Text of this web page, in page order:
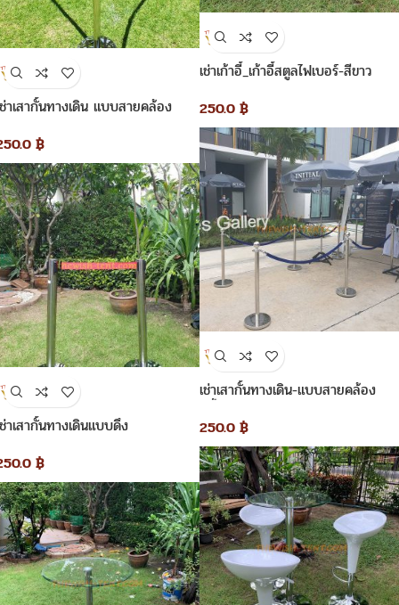
เช่าเก้าอี้_เก้าอี้สตูลไฟเบอร์-สีขาว
250.0 ฿
าเสากั้นทางเดิน แบบสายคล้อง
฿
เช่าเสากั้นทางเดิน-แบบสายคล้อง
250.0 ฿
าเสากั้นทางเดินแบบดึง
฿